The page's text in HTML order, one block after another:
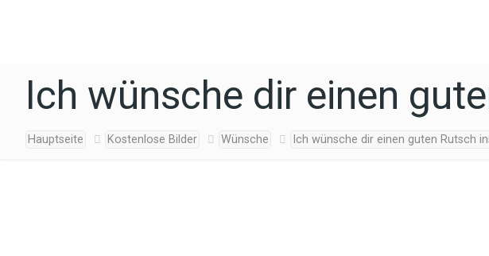
Ich wünsche dir einen
Hauptseite Kostenlose Bilder Wünsche Ich wünsche dir einen guten Rutsch